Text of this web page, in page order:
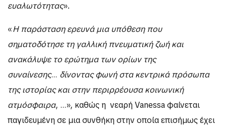
ευαλωτότητας».
«Η παράσταση ερευνά μια υπόθεση που
σηματοδότησε τη γαλλική πνευματική ζωή και
ανακάλυψε το ερώτημα των ορίων της
συναίνεσης… δίνοντας φωνή στα κεντρικά πρόσωπα
της ιστορίας και στην περιρρέουσα κοινωνική
ατμόσφαιρα, …», καθώς η νεαρή Vanessa φαίνεται
παγιδευμένη σε μια συνθήκη στην οποία επισήμως έχει